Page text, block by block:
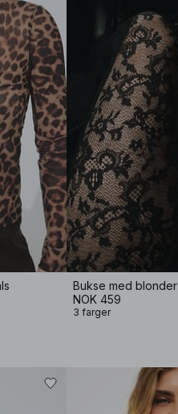
Bukse med blonder
NOK 459
3 farger